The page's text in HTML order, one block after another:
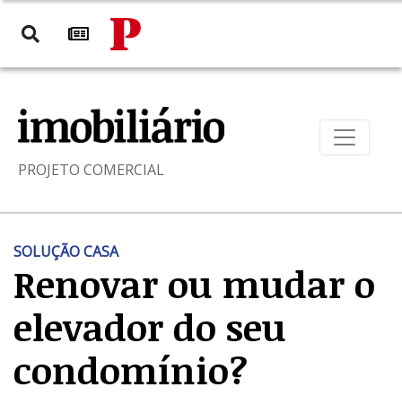
PROJETO COMERCIAL
SOLUÇÃO CASA
Renovar ou mudar o
elevador do seu
condomínio?